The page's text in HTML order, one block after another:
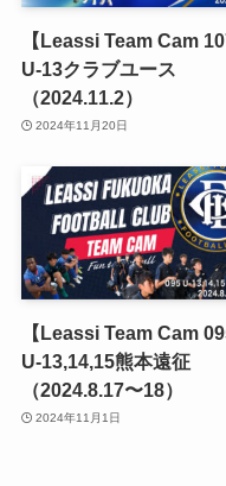
【Leassi Team Cam
U-13クラブユース
（2024.11.2）
2024年11月20日
【Leassi Team Cam
U-13,14,15熊本遠征
（2024.8.17〜18）
2024年11月1日